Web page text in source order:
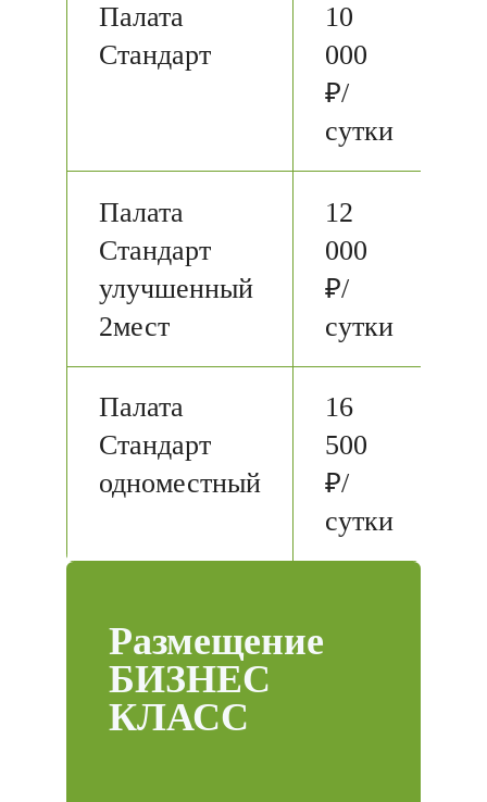
Палата
Стандарт
10
000
₽/
сутки
Палата
Стандарт
улучшенный
2мест
12
000
₽/
сутки
Палата
Стандарт
одноместный
16
500
₽/
сутки
Размещение
БИЗНЕС
КЛАСС